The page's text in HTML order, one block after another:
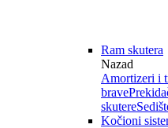
Ram skutera
Nazad
Amortizeri i
brave
skutere
Kočioni